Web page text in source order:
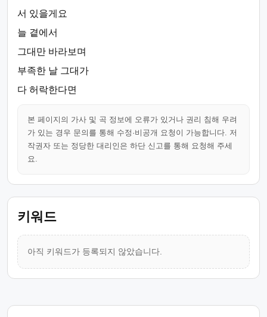
서 있을게요
늘 곁에서
그대만 바라보며
부족한 날 그대가
다 허락한다면
본 페이지의 가사 및 곡 정보에 오류가 있거나 권리 침해 우려
가 있는 경우 문의를 통해 수정·비공개 요청이 가능합니다. 저
작권자 또는 정당한 대리인은 하단 신고를 통해 요청해 주세
요.
키워드
아직 키워드가 등록되지 않았습니다.